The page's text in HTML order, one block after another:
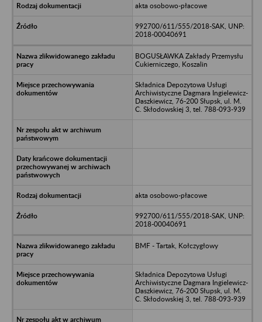
akta osobowo-płacowe
992700/611/555/2018-SAK, UNP:
2018-00040691
BOGUSŁAWKA Zakłady Przemysłu
Cukierniczego, Koszalin
Składnica Depozytowa Usługi
Archiwistyczne Dagmara Ingielewicz-
Daszkiewicz, 76-200 Słupsk, ul. M.
C. Skłodowskiej 3, tel. 788-093-939
akta osobowo-płacowe
992700/611/555/2018-SAK, UNP:
2018-00040691
BMF - Tartak, Kołczygłowy
Składnica Depozytowa Usługi
Archiwistyczne Dagmara Ingielewicz-
Daszkiewicz, 76-200 Słupsk, ul. M.
C. Skłodowskiej 3, tel. 788-093-939